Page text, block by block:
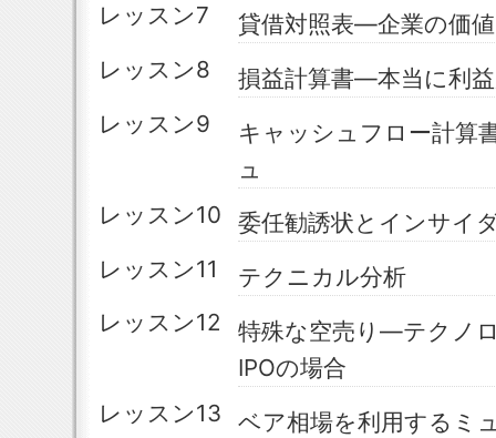
レッスン7
貸借対照表―企業の価値
レッスン8
損益計算書―本当に利
レッスン9
キャッシュフロー計算
ュ
レッスン10
委任勧誘状とインサイ
レッスン11
テクニカル分析
レッスン12
特殊な空売り―テクノ
IPOの場合
レッスン13
ベア相場を利用するミ